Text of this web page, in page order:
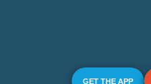
GET THE APP